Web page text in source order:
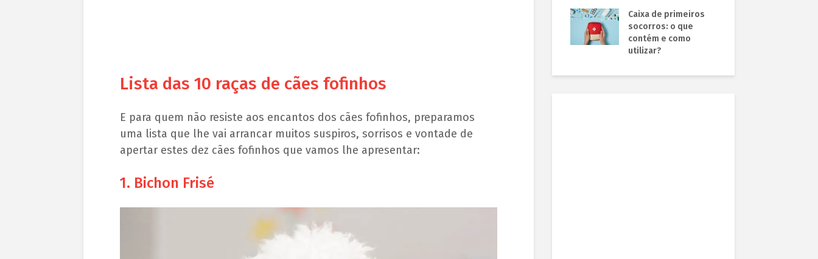
Lista das 10 raças de cães fofinhos
E para quem não resiste aos encantos dos cães fofinhos, preparamos
uma lista que lhe vai arrancar muitos suspiros, sorrisos e vontade de
apertar estes dez cães fofinhos que vamos lhe apresentar:
1. Bichon Frisé
Caixa de primeiros
socorros: o que
contém e como
utilizar?